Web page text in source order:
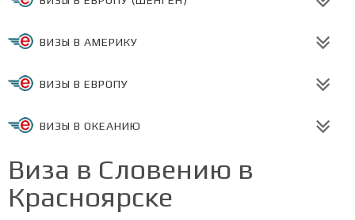
ВИЗЫ В АМЕРИКУ
ВИЗЫ В ЕВРОПУ
ВИЗЫ В ОКЕАНИЮ
Виза в Словению в
Красноярске